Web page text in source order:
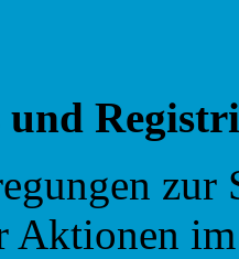
und
zur
Aktionen